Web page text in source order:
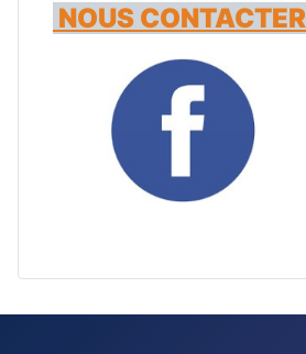
NOUS CONTACTER